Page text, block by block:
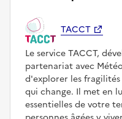
TACCT
Le service TACCT,
partenariat avec
d'explorer les
qui change. Il met en
essentielles de votre